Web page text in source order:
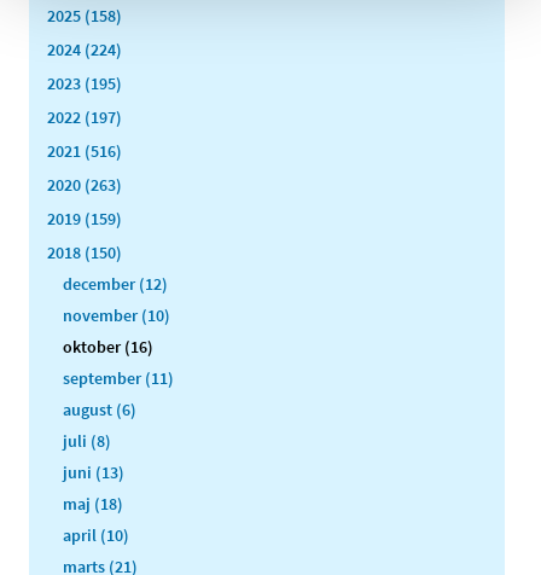
2025 (158)
2024 (224)
2023 (195)
2022 (197)
2021 (516)
2020 (263)
2019 (159)
2018 (150)
december (12)
november (10)
oktober (16)
september (11)
august (6)
juli (8)
juni (13)
maj (18)
april (10)
marts (21)